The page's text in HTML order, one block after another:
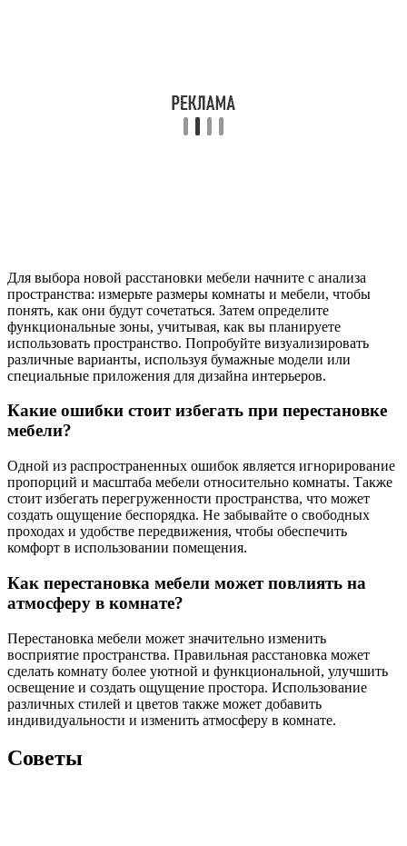
Для выбора новой расстановки мебели начните с анализа
пространства: измерьте размеры комнаты и мебели, чтобы
понять, как они будут сочетаться. Затем определите
функциональные зоны, учитывая, как вы планируете
использовать пространство. Попробуйте визуализировать
различные варианты, используя бумажные модели или
специальные приложения для дизайна интерьеров.
Какие ошибки стоит избегать при перестановке
мебели?
Одной из распространенных ошибок является игнорирование
пропорций и масштаба мебели относительно комнаты. Также
стоит избегать перегруженности пространства, что может
создать ощущение беспорядка. Не забывайте о свободных
проходах и удобстве передвижения, чтобы обеспечить
комфорт в использовании помещения.
Как перестановка мебели может повлиять на
атмосферу в комнате?
Перестановка мебели может значительно изменить
восприятие пространства. Правильная расстановка может
сделать комнату более уютной и функциональной, улучшить
освещение и создать ощущение простора. Использование
различных стилей и цветов также может добавить
индивидуальности и изменить атмосферу в комнате.
Советы